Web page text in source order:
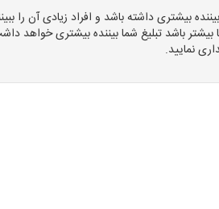
بیشتری داشته باشد و افراد زیادی آن را
بیشتر باشد تبلیغ شما بیننده بیشتری
نمایید.